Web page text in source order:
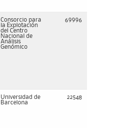
Consorcio para
la Explotación
del Centro
Nacional de
Análisis
Genómico
69996
Universidad de
Barcelona
22548